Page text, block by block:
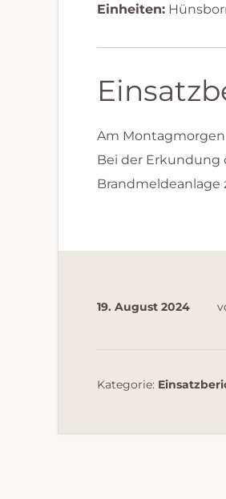
Einheiten:
Am
Bei der Erkundung
19. August 2024
Kategorie: